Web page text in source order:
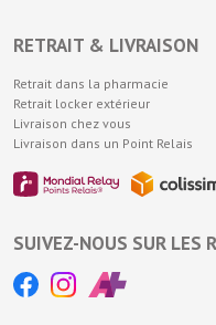
RETRAIT & LIVRAISON
Retrait dans la pharmacie
Retrait locker extérieur
Livraison chez vous
Livraison dans un Point Relais
SUIVEZ-NOUS SUR LES